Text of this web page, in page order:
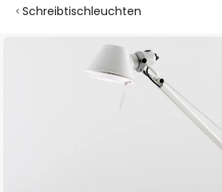
Schreibtischleuchten